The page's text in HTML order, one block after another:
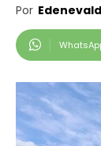
Por